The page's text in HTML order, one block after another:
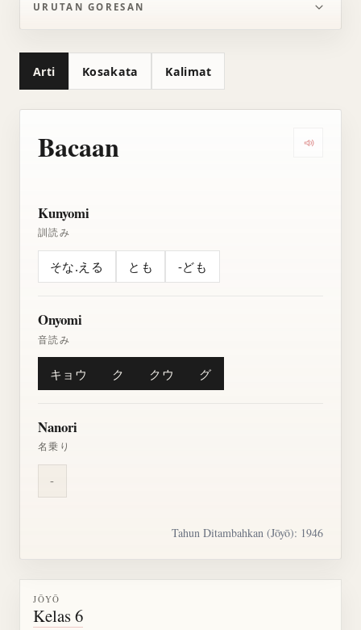
URUTAN GORESAN
Arti Kosakata Kalimat
Bacaan
Kunyomi
訓読み
そな.える とも -ども
Onyomi
音読み
キョウ ク クウ グ
Nanori
名乗り
-
Tahun Ditambahkan (Jōyō): 1946
JŌYŌ
Kelas 6